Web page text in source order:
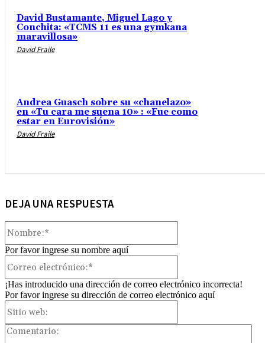
David Bustamante, Miguel Lago y
Conchita: «TCMS 11 es una gymkana
maravillosa»
David Fraile
Andrea Guasch sobre su «chanelazo»
en «Tu cara me suena 10» : «Fue como
estar en Eurovisión»
David Fraile
DEJA UNA RESPUESTA
Por favor ingrese su nombre aquí
¡Has introducido una dirección de correo electrónico incorrecta!
Por favor ingrese su dirección de correo electrónico aquí